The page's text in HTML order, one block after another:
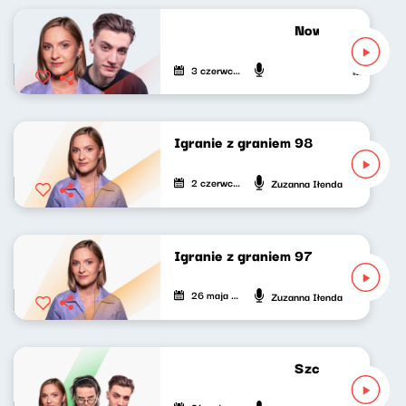
Nowy Świt
3 czerwca 2026 Mateusz
Igranie z graniem 98
2 czerwca 2026 Zuzanna Iłenda
Igranie z graniem 97
26 maja 2026 Zuzanna Iłenda
Szczyt